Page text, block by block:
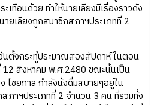
เทือนด้วย ทำให้นายเลียงมีเรื่องราวดัง
ยเลียงถูกสมาชิกสภาฯประเภทที่ 2
นตั้งกระทู้ประมาณสองสัปดาห์ ในตอน
12 สิงหาคม พ.ศ.2480 ขณะนั้นเป็น
ไชยกาล กำลังนั่งดื่มสบายๆอยู่ใน
ภาฯประเภทที่ 2 จำนวน 3 คน ที่รวมทั้ง